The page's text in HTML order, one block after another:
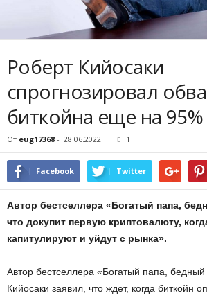
Роберт Кийосаки
спрогнозировал
биткойна еще на 95%
От eug17368 - 28.06.2022 1
Facebook Twitter
Автор бестселлера «Богатый папа,
что докупит первую криптовалюту,
капитулируют и уйдут с рынка».
Автор бестселлера «Богатый папа,
Кийосаки заявил, что ждет, когда биткойн